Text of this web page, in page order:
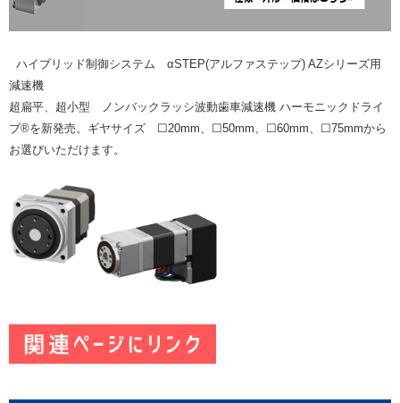
ハイブリッド制御システム αSTEP(アルファステップ) AZシリーズ用
減速機
超扁平、超小型 ノンバックラッシ波動歯車減速機 ハーモニックドライ
ブ®を新発売。 ギヤサイズ ☐20mm、☐50mm、☐60mm、☐75mmから
お選びいただけます。